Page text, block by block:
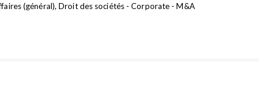
(général), Droit des sociétés - Corporate - M&A